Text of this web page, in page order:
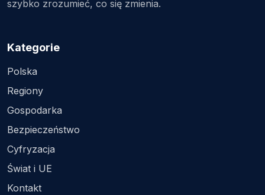
szybko zrozumieć, co się zmienia.
Kategorie
Polska
Regiony
Gospodarka
Bezpieczeństwo
Cyfryzacja
Świat i UE
Kontakt